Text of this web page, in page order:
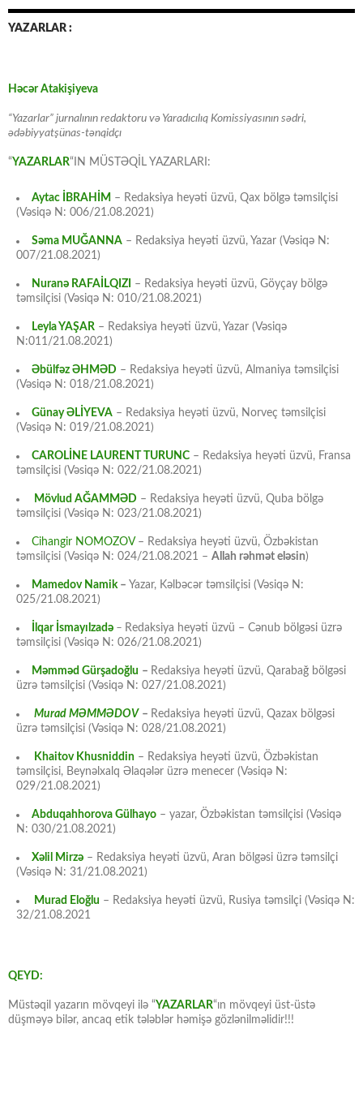
YAZARLAR :
Həcər Atakişiyeva
“Yazarlar” jurnalının redaktoru və Yaradıcılıq Komissiyasının sədri,
ədəbiyyatşünas-tənqidçı
“YAZARLAR“IN MÜSTƏQİL YAZARLARI:
Aytac İBRAHİM – Redaksiya heyəti üzvü, Qax bölgə təmsilçisi
(Vəsiqə N: 006/21.08.2021)
Səma MUĞANNA – Redaksiya heyəti üzvü, Yazar (Vəsiqə N:
007/21.08.2021)
Nuranə RAFAİLQIZI
– Redaksiya heyəti üzvü, Göyçay bölgə
təmsilçisi (Vəsiqə N: 010/21.08.2021)
Leyla YAŞAR – Redaksiya heyəti üzvü, Yazar (Vəsiqə
N:011/21.08.2021)
Əbülfəz ƏHMƏD – Redaksiya heyəti üzvü, Almaniya təmsilçisi
(Vəsiqə N: 018/21.08.2021)
Günay ƏLİYEVA – Redaksiya heyəti üzvü, Norveç təmsilçisi
(Vəsiqə N: 019/21.08.2021)
CAROLİNE LAURENT TURUNC – Redaksiya heyəti üzvü, Fransa
təmsilçisi (Vəsiqə N: 022/21.08.2021)
Mövlud AĞAMMƏD – Redaksiya heyəti üzvü, Quba bölgə
təmsilçisi (Vəsiqə N: 023/21.08.2021)
Cihangir NOMOZOV– Redaksiya heyəti üzvü, Özbəkistan
təmsilçisi (Vəsiqə N: 024/21.08.2021 – Allah rəhmət eləsin)
Mamedov Namik– Yazar, Kəlbəcər təmsilçisi (Vəsiqə N:
025/21.08.2021)
İlqar İsmayılzadə – Redaksiya heyəti üzvü – Cənub bölgəsi üzrə
təmsilçisi (Vəsiqə N: 026/21.08.2021)
Məmməd Gürşadoğlu – Redaksiya heyəti üzvü, Qarabağ bölgəsi
üzrə təmsilçisi (Vəsiqə N: 027/21.08.2021)
Murad MƏMMƏDOV – Redaksiya heyəti üzvü, Qazax bölgəsi
üzrə təmsilçisi (Vəsiqə N: 028/21.08.2021)
Khaitov Khusniddin – Redaksiya heyəti üzvü, Özbəkistan
təmsilçisi, Beynəlxalq Əlaqələr üzrə menecer (Vəsiqə N:
029/21.08.2021)
Abduqahhorova Gülhayo – yazar, Özbəkistan təmsilçisi (Vəsiqə
N: 030/21.08.2021)
Xəlil Mirzə – Redaksiya heyəti üzvü, Aran bölgəsi üzrə təmsilçi
(Vəsiqə N: 31/21.08.2021)
Murad Eloğlu – Redaksiya heyəti üzvü, Rusiya təmsilçi (Vəsiqə N:
32/21.08.2021
QEYD:
Müstəqil yazarın mövqeyi ilə “YAZARLAR“ın mövqeyi üst-üstə
düşməyə bilər, ancaq etik tələblər həmişə gözlənilməlidir!!!